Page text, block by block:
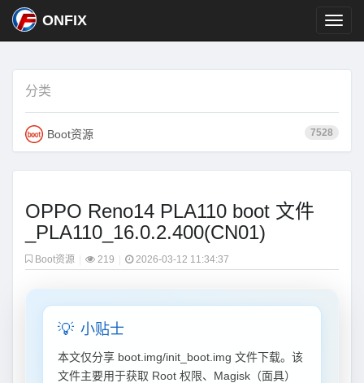
ONFIX
分类
7528
Boot资源
OPPO Reno14 PLA110 boot 文件
_PLA110_16.0.2.400(CN01)
Boot资源 219 2026-03-12 11:34:37
💡 小贴士
本文仅分享 boot.img/init_boot.img 文件下载。该
文件主要用于获取 Root 权限、Magisk（面具）